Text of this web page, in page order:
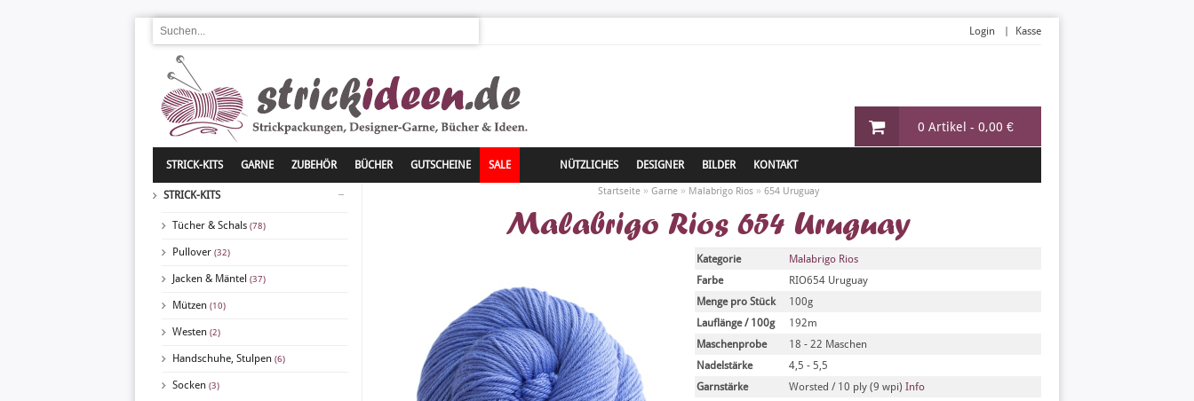
0 Artikel - 0,00 €
Login Kasse
STRICK-KITS GARNE ZUBEHÖR BÜCHER GUTSCHEINE SALE NÜTZLICHES DESIGNER BILDER KONTAKT
STRICK-KITS
Tücher & Schals (78)
Pullover (32)
Jacken & Mäntel (37)
Mützen (10)
Westen (2)
Handschuhe, Stulpen (6)
Socken (3)
Startseite» Garne» Malabrigo Rios» 654 Uruguay
Malabrigo Rios 654 Uruguay
Kategorie
Malabrigo Rios
Farbe
RIO654 Uruguay
Menge pro Stück
100g
Lauflänge / 100g
192m
Maschenprobe
18 - 22 Maschen
Nadelstärke
4,5 - 5,5
Garnstärke
Worsted / 10 ply (9 wpi) Info